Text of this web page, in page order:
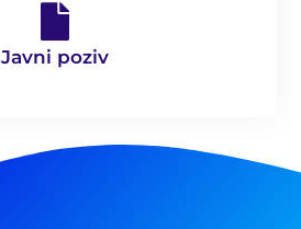
Javni poziv